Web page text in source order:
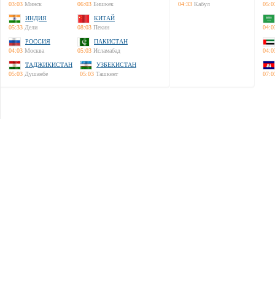
03:03 Минск
06:03 Бишкек
ИНДИЯ
05:33 Дели
КИТАЙ
08:03 Пекин
РОССИЯ
04:03 Москва
ПАКИСТАН
05:03 Исламабад
ТАДЖИКИСТАН
05:03 Душанбе
УЗБЕКИСТАН
05:03 Ташкент
04:33 Кабул